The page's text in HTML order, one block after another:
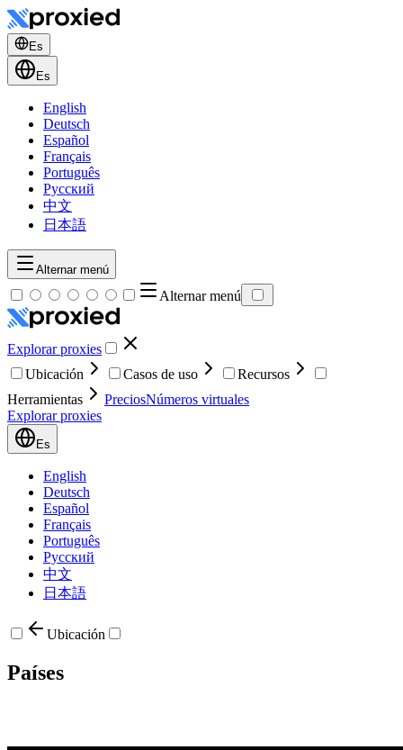
Es
Es
English
Deutsch
Español
Français
Português
Русский
中文
日本語
Alternar menú
Alternar menú
Explorar proxies
Ubicación
Casos de uso
Recursos
Herramientas
PreciosNúmeros virtuales
Explorar proxies
Es
English
Deutsch
Español
Français
Português
Русский
中文
日本語
Ubicación
Países